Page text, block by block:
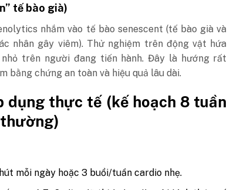
tế bào già)
nhắm vào tế bào senescent (tế bào già và
nhân gây viêm). Thử nghiệm trên động vật hứa
nhỏ trên người đang tiến hành. Đây là hướng rất
bằng chứng an toàn và hiệu quả lâu dài.
dụng thực tế (kế hoạch 8 tuần
mỗi ngày hoặc 3 buổi/tuần cardio nhẹ.